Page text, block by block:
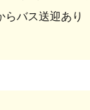
らバス送迎あり